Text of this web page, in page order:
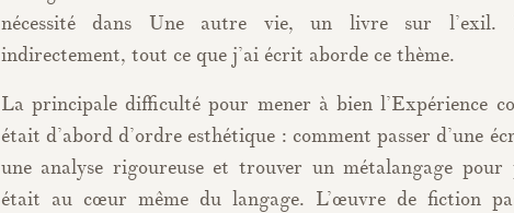
nécessité dans Une autre vie, un livre sur l’exil.
indirectement, tout ce que j’ai écrit aborde ce thème.
La principale difficulté pour mener à bien l’Expérience
était d’abord d’ordre esthétique : comment passer d’une
une analyse rigoureuse et trouver un métalangage
était au cœur même du langage. L’œuvre de fiction